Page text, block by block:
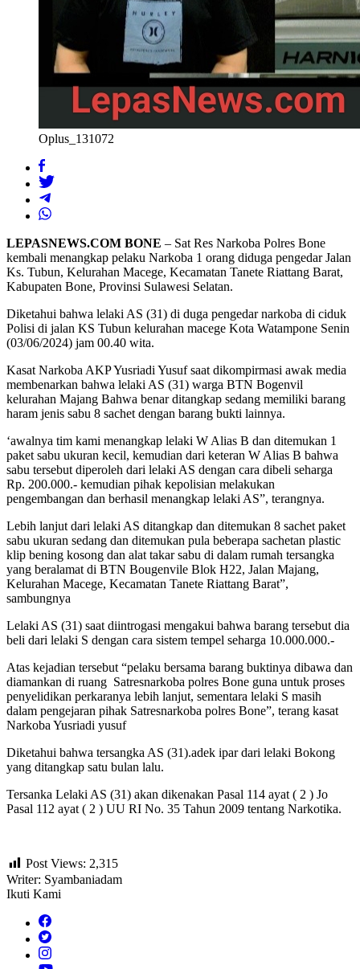
Oplus_131072
LEPASNEWS.COM BONE – Sat Res Narkoba Polres Bone
kembali menangkap pelaku Narkoba 1 orang diduga pengedar Jalan
Ks. Tubun, Kelurahan Macege, Kecamatan Tanete Riattang Barat,
Kabupaten Bone, Provinsi Sulawesi Selatan.
Diketahui bahwa lelaki AS (31) di duga pengedar narkoba di ciduk
Polisi di jalan KS Tubun kelurahan macege Kota Watampone Senin
(03/06/2024) jam 00.40 wita.
Kasat Narkoba AKP Yusriadi Yusuf saat dikompirmasi awak media
membenarkan bahwa lelaki AS (31) warga BTN Bogenvil
kelurahan Majang Bahwa benar ditangkap sedang memiliki barang
haram jenis sabu 8 sachet dengan barang bukti lainnya.
‘awalnya tim kami menangkap lelaki W Alias B dan ditemukan 1
paket sabu ukuran kecil, kemudian dari keteran W Alias B bahwa
sabu tersebut diperoleh dari lelaki AS dengan cara dibeli seharga
Rp. 200.000.- kemudian pihak kepolisian melakukan
pengembangan dan berhasil menangkap lelaki AS”, terangnya.
Lebih lanjut dari lelaki AS ditangkap dan ditemukan 8 sachet paket
sabu ukuran sedang dan ditemukan pula beberapa sachetan plastic
klip bening kosong dan alat takar sabu di dalam rumah tersangka
yang beralamat di BTN Bougenvile Blok H22, Jalan Majang,
Kelurahan Macege, Kecamatan Tanete Riattang Barat”,
sambungnya
Lelaki AS (31) saat diintrogasi mengakui bahwa barang tersebut dia
beli dari lelaki S dengan cara sistem tempel seharga 10.000.000.-
Atas kejadian tersebut “pelaku bersama barang buktinya dibawa dan
diamankan di ruang Satresnarkoba polres Bone guna untuk proses
penyelidikan perkaranya lebih lanjut, sementara lelaki S masih
dalam pengejaran pihak Satresnarkoba polres Bone”, terang kasat
Narkoba Yusriadi yusuf
Diketahui bahwa tersangka AS (31).adek ipar dari lelaki Bokong
yang ditangkap satu bulan lalu.
Tersanka Lelaki AS (31) akan dikenakan Pasal 114 ayat ( 2 ) Jo
Pasal 112 ayat ( 2 ) UU RI No. 35 Tahun 2009 tentang Narkotika.
Post Views: 2,315
Writer: Syambaniadam
Ikuti Kami